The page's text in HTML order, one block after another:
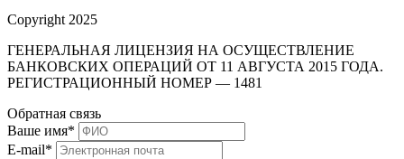
Copyright 2025
ГЕНЕРАЛЬНАЯ ЛИЦЕНЗИЯ НА ОСУЩЕСТВЛЕНИЕ
БАНКОВСКИХ ОПЕРАЦИЙ ОТ 11 АВГУСТА 2015 ГОДА.
РЕГИСТРАЦИОННЫЙ НОМЕР — 1481
Обратная связь
Ваше имя*
E-mail*